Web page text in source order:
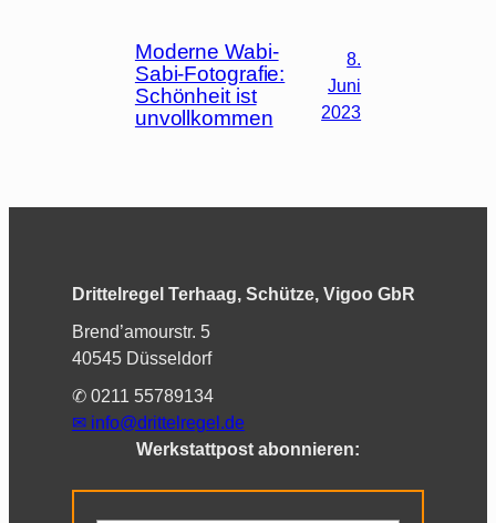
Moderne Wabi-
Sabi-Fotografie:
Schönheit ist
unvollkommen
8.
Juni
2023
Drittelregel Terhaag, Schütze, Vigoo GbR
Brend’amourstr. 5
40545 Düsseldorf
✆ 0211 55789134
✉︎info@drittelregel.de
Werkstattpost abonnieren: